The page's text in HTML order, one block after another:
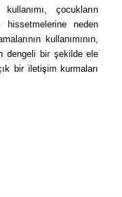
çocukların
hissetmelerine neden
kullanımının,
dengeli bir şekilde ele
bir iletişim kurmaları